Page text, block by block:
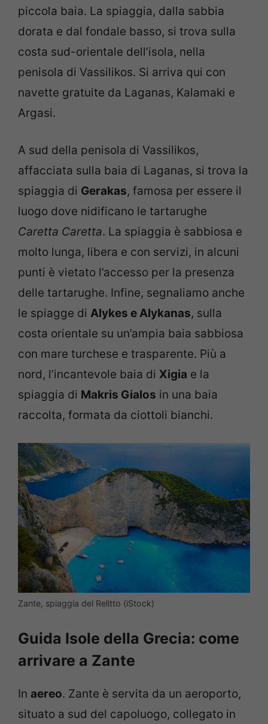
piccola baia. La spiaggia, dalla sabbia
dorata e dal fondale basso, si trova sulla
costa sud-orientale dell’isola, nella
penisola di Vassilikos. Si arriva qui con
navette gratuite da Laganas, Kalamaki e
Argasi.
A sud della penisola di Vassilikos,
affacciata sulla baia di Laganas, si trova la
spiaggia di Gerakas, famosa per essere il
luogo dove nidificano le tartarughe
Caretta Caretta. La spiaggia è sabbiosa e
molto lunga, libera e con servizi, in alcuni
punti è vietato l’accesso per la presenza
delle tartarughe. Infine, segnaliamo anche
le spiagge di Alykes e Alykanas, sulla
costa orientale su un’ampia baia sabbiosa
con mare turchese e trasparente. Più a
nord, l’incantevole baia di Xigia e la
spiaggia di Makris Gialos in una baia
raccolta, formata da ciottoli bianchi.
Zante, spiaggia del Relitto (iStock)
Guida Isole della Grecia: come
arrivare a Zante
In aereo. Zante è servita da un aeroporto,
situato a sud del capoluogo, collegato in